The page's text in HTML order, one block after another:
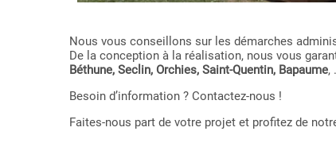
Nous vous conseillons sur les démarches
De la conception à la réalisation, nous vous
Béthune, Seclin, Orchies, Saint-Quentin, Bapaume,
Besoin d’information ? Contactez-nous !
Faites-nous part de votre projet et profitez de